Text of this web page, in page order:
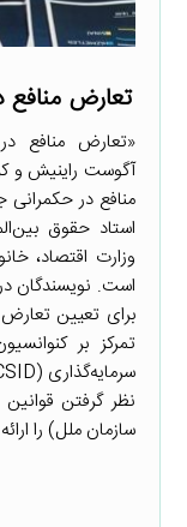
تعارض منافع
«تعارض منافع
آگوست راینیش و
منافع در
استاد حقوق
وزارت اقتصاد،
است. نویسندگان در
برای تعیین
تمرکز بر
نظر گرفتن
سازمان ملل) را